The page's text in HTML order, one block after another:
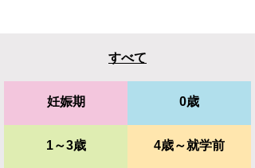
すべて
妊娠期 0歳
1～3歳 4歳～就学前